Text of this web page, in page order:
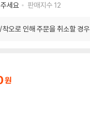
세요
판매지수 12
오로 인해 주문을 취소할 경우